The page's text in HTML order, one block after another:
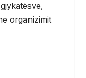
organizimit